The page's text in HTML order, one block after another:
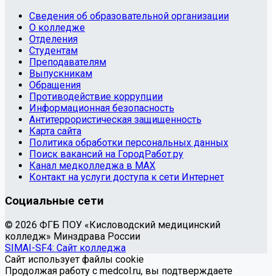
Сведения об образовательной организации
О колледже
Отделения
Студентам
Преподавателям
Выпускникам
Обращения
Противодействие коррупции
Информационная безопасность
Антитеррористическая защищенность
Карта сайта
Политика обработки персональных данных
Поиск вакансий на ГородРабот.ру
Канал медколледжа в MAX
Контакт на услуги доступа к сети Интернет
Социальные сети
© 2026 ФГБ ПОУ «Кисловодский медицинский
колледж» Минздрава России
SIMAI-SF4: Сайт колледжа
Сайт использует файлы cookie
Продолжая работу с medcol.ru, вы подтверждаете